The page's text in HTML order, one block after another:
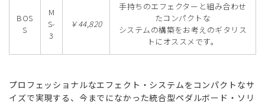
BOS
S
M
S-
3
￥44,820
手持ちのエフェクターと組み合わせ
たコンパクトな
システムの構築をお考えのギタリス
トにオススメです。
プロフェッショナルなエフェクト・システムをコンパクトなサ
イズで実現する、今までになかった統合型ペダルボード・ソリ